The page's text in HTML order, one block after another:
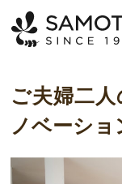
ご夫婦二
ノベーショ